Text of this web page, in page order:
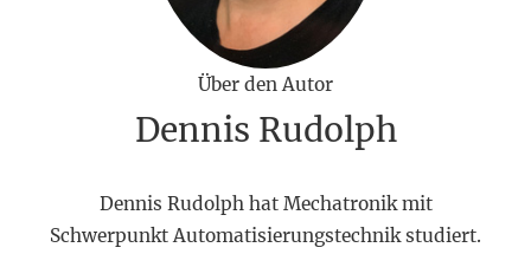
Über den Autor
Dennis Rudolph
Dennis Rudolph hat Mechatronik mit
Schwerpunkt Automatisierungstechnik studiert.